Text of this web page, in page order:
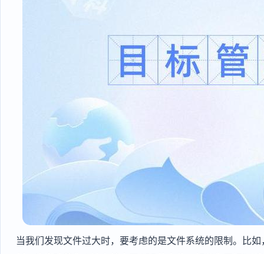
当我们发现文件过大时，要考虑的是文件系统的限制。比